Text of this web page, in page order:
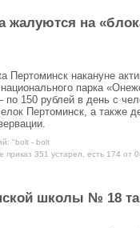
жалуются на
Пертоминск накануне
парка
по 150 рублей в день с
Пертоминск, а также
"bolt - bolt
приказ 351 устарел, есть 174 от
школы № 18